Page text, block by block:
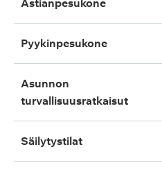
astianpesukone
pyykinpesukone
asunnon
turvallisuusratkaisut
säilytystilat